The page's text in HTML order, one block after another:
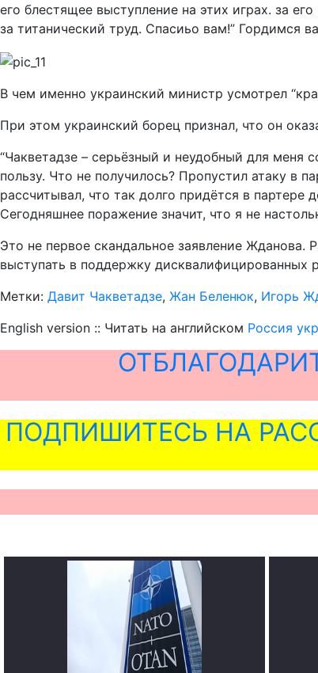
его блестящее выступление на этих играх. за
за титанический труд. Спасиьо вам!” Гордимся
В чем именно украинский министр усмотрел
При этом украинский борец признал, что он
“Чакветадзе – серьёзный и неудобный для меня
пользу. Что не получилось? Пропустил атаку в
рассчитывал, что так долго придётся в
Сегодняшнее поражение значит, что я не
Это не первое скандальное заявление Жданова.
выступать в поддержку дисквалифицированных
Метки: Давит Чакветадзе, Жан Беленюк, Игорь
English version :: Читать на английском Россия
ПОДПИШИТЕСЬ НА